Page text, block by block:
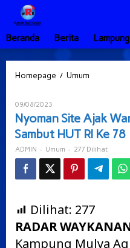
Lewati
konten
Beranda
Berita Lampung
Homepage / Umum
Goro
Persiapan
HUT
RI
Ke
09/08/2023
ADMIN
Nyoman Site Ajak
Sambut HUT RI Ke 78
ADMIN - Umum - 277 Dilihat
Dilihat: 277
RADAR
Kampung Mulya